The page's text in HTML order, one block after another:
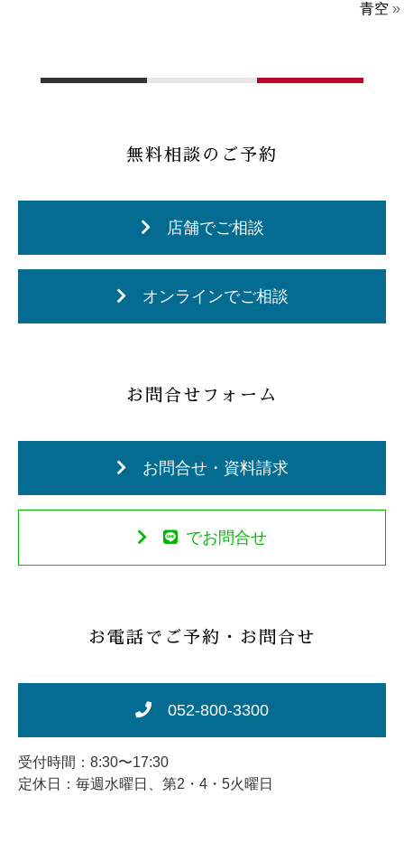
青空 »
無料相談のご予約
店舗でご相談
オンラインでご相談
お問合せフォーム
お問合せ・資料請求
でお問合せ
お電話でご予約・お問合せ
052-800-3300
受付時間：8:30〜17:30
定休日：毎週水曜日、第2・4・5火曜日